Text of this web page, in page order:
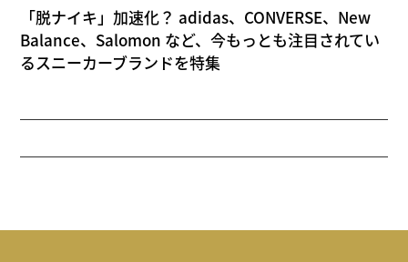
「脱ナイキ」加速化？ adidas、CONVERSE、New
Balance、Salomon など、今もっとも注目されてい
るスニーカーブランドを特集